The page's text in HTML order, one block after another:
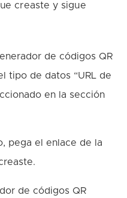
creaste y sigue
de códigos QR
tipo de datos “URL de
en la sección
pega el enlace de la
de códigos QR